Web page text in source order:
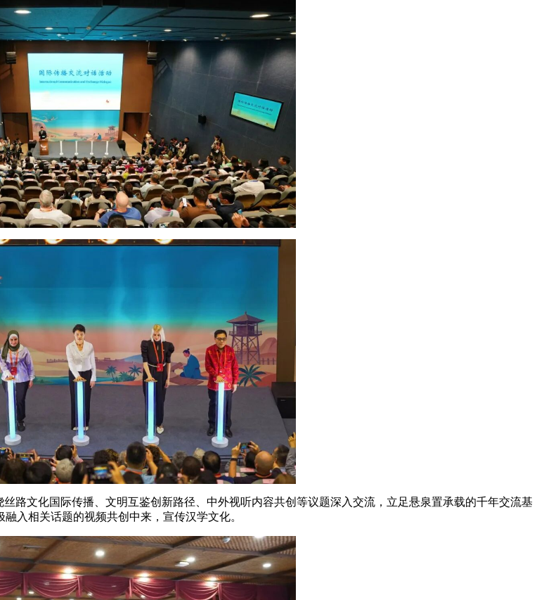
路文化国际传播、文明互鉴创新路径、中外视听内容共创等议题深入交流，立足悬泉置承载的千年交流基
入相关话题的视频共创中来，宣传汉学文化。